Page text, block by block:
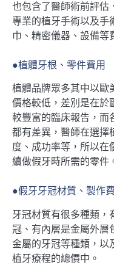
也包含了醫師術前評估
專業的植牙手術以及手
巾、精密儀器、設備等
●植體牙根、零件費用
植體品牌眾多其中以歐
價格較低，差別是在於
較豐富的臨床報告，而
都有差異，醫師在選擇
度、成功率等，所以在
續做假牙時所需的零件
●假牙牙冠材質、製作
牙冠材質有很多種類，
冠、有內層是金屬外層
金屬的牙冠等種類，以
植牙療程的總價中。